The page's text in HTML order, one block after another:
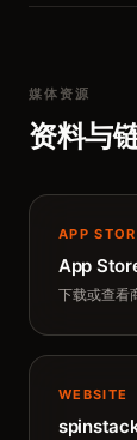
媒体资源
资料与
APP
App
下载或查看
WEBSITE